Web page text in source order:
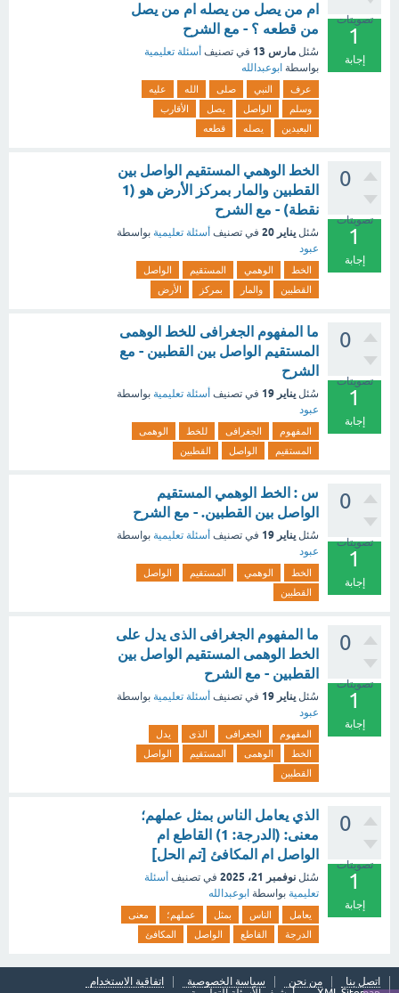
تصويتات
1
إجابة
ام من يصل من يصله ام من يصل
من قطعه ؟ - مع الشرح
سُئل مارس 13 في تصنيف أسئلة تعليمية
بواسطة ابوعبدالله
عرف النبي صلى الله
عليه
وسلم
الواصل يصل
الأقارب
البعيدين
يصله قطعه
0
تصويتات
1
إجابة
الخط الوهمي المستقيم الواصل بين
القطبين والمار بمركز الأرض هو (1
نقطة) - مع الشرح
سُئل يناير 20 في تصنيف أسئلة تعليمية بواسطة
عبود
الخط الوهمي المستقيم
الواصل
القطبين
والمار بمركز الأرض
0
تصويتات
1
إجابة
ما المفهوم الجغرافى للخط الوهمى
المستقيم الواصل بين القطبين - مع
الشرح
سُئل يناير 19 في تصنيف أسئلة تعليمية بواسطة
عبود
المفهوم الجغرافى للخط
الوهمى
المستقيم
الواصل القطبين
0
تصويتات
1
إجابة
س : الخط الوهمي المستقيم
الواصل بين القطبين. - مع الشرح
سُئل يناير 19 في تصنيف أسئلة تعليمية بواسطة
عبود
الخط الوهمي المستقيم
الواصل
القطبين
0
تصويتات
1
إجابة
ما المفهوم الجغرافى الذى يدل على
الخط الوهمى المستقيم الواصل بين
القطبين - مع الشرح
سُئل يناير 19 في تصنيف أسئلة تعليمية بواسطة
عبود
المفهوم الجغرافى الذى
يدل
الخط
الوهمى المستقيم
الواصل
القطبين
0
تصويتات
1
إجابة
الذي يعامل الناس بمثل عملهم؛
معنى: (الدرجة: 1) القاطع ام
الواصل ام المكافئ [تم الحل]
سُئل نوفمبر 21، 2025 في تصنيف أسئلة
تعليمية بواسطة ابوعبدالله
يعامل الناس بمثل عملهم؛
معنى
الدرجة
القاطع الواصل المكافئ
اتصل بنا من نحن سياسة الخصوصية
اتفاقية الاستخدام